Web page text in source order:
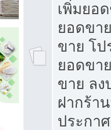
เพิ่มยอ
ยอดขา
ขาย โ
ยอดขา
ขาย ลง
ฝากร้า
ประกา